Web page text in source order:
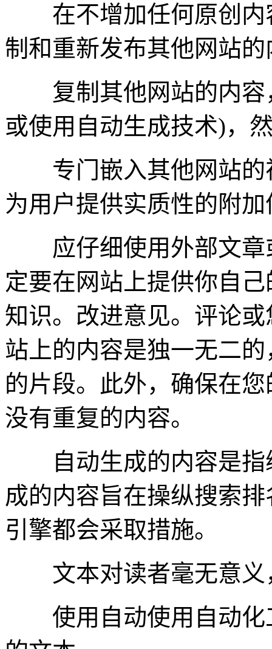
在不增加任何原创内
制和重新发布其他网站的
复制其他网站的内容
或使用自动生成技术)，
专门嵌入其他网站的
为用户提供实质性的附加
应仔细使用外部文章
定要在网站上提供你自
知识。改进意见。评论
站上的内容是独一无二
的片段。此外，确保在
没有重复的内容。
自动生成的内容是指
成的内容旨在操纵搜索
引擎都会采取措施。
文本对读者毫无意义
使用自动使用自动化